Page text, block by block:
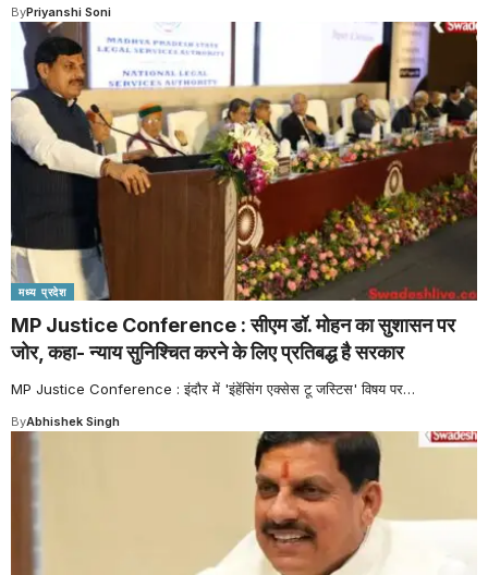
ByPriyanshi Soni
मध्य प्रदेश
MP Justice Conference : सीएम डॉ. मोहन का सुशासन पर
जोर, कहा- न्याय सुनिश्चित करने के लिए प्रतिबद्ध है सरकार
MP Justice Conference : इंदौर में 'इंहेंसिंग एक्सेस टू जस्टिस' विषय पर…
ByAbhishek Singh